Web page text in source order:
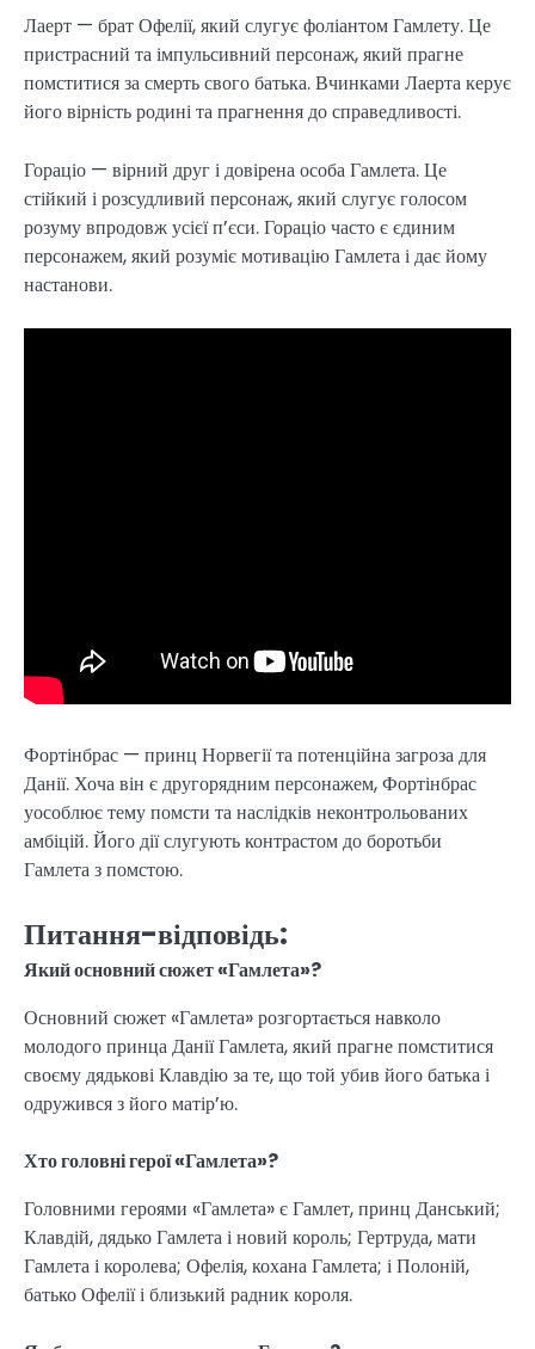
Лаерт — брат Офелії, який слугує фоліантом Гамлету. Це
пристрасний та імпульсивний персонаж, який прагне
помститися за смерть свого батька. Вчинками Лаерта керує
його вірність родині та прагнення до справедливості.
Гораціо — вірний друг і довірена особа Гамлета. Це
стійкий і розсудливий персонаж, який слугує голосом
розуму впродовж усієї п’єси. Гораціо часто є єдиним
персонажем, який розуміє мотивацію Гамлета і дає йому
настанови.
Фортінбрас — принц Норвегії та потенційна загроза для
Данії. Хоча він є другорядним персонажем, Фортінбрас
уособлює тему помсти та наслідків неконтрольованих
амбіцій. Його дії слугують контрастом до боротьби
Гамлета з помстою.
Питання-відповідь:
Який основний сюжет «Гамлета»?
Основний сюжет «Гамлета» розгортається навколо
молодого принца Данії Гамлета, який прагне помститися
своєму дядькові Клавдію за те, що той убив його батька і
одружився з його матір’ю.
Хто головні герої «Гамлета»?
Головними героями «Гамлета» є Гамлет, принц Данський;
Клавдій, дядько Гамлета і новий король; Гертруда, мати
Гамлета і королева; Офелія, кохана Гамлета; і Полоній,
батько Офелії і близький радник короля.